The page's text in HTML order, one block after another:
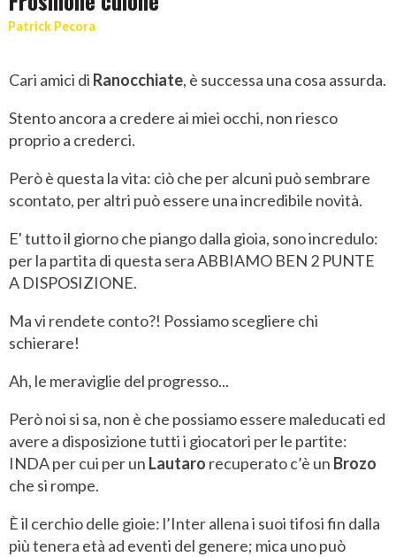
Patrick Pecora
Cari amici di Ranocchiate, è successa una cosa assurda.
Stento ancora a credere ai miei occhi, non riesco
proprio a crederci.
Però è questa la vita: ciò che per alcuni può sembrare
scontato, per altri può essere una incredibile novità.
E' tutto il giorno che piango dalla gioia, sono incredulo:
per la partita di questa sera ABBIAMO BEN 2 PUNTE
A DISPOSIZIONE.
Ma vi rendete conto?! Possiamo scegliere chi
schierare!
Ah, le meraviglie del progresso...
Però noi si sa, non è che possiamo essere maleducati ed
avere a disposizione tutti i giocatori per le partite:
INDA per cui per un Lautaro recuperato c’è un Brozo
che si rompe.
È il cerchio delle gioie: l’Inter allena i suoi tifosi fin dalla
più tenera età ad eventi del genere; mica uno può